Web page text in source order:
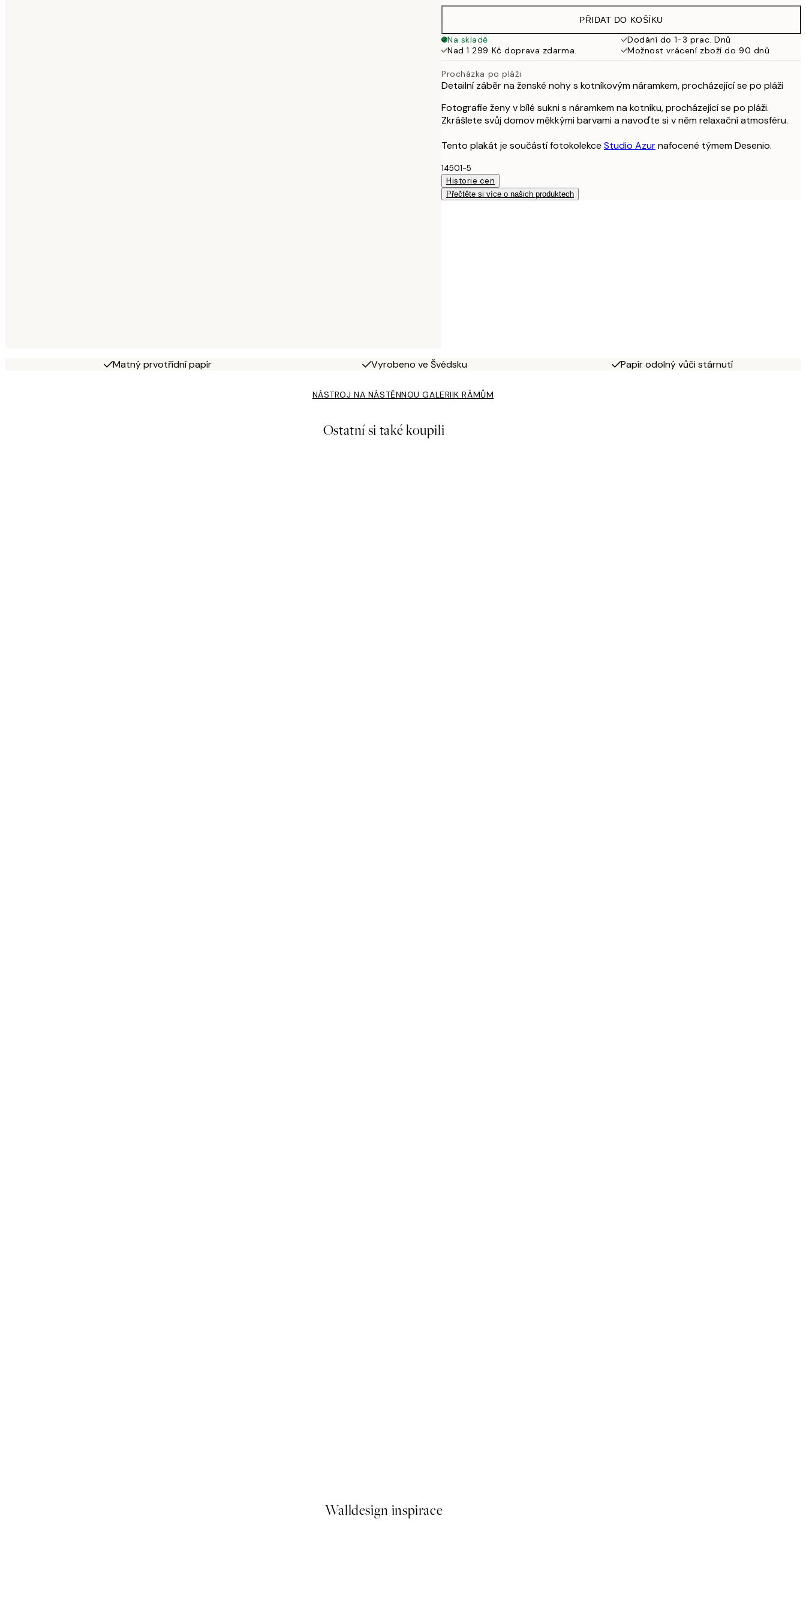
979 Kč
PŘIDAT DO KOŠÍKU
Na skladě
Dodání do 1-3 prac. Dnů
Nad 1 299 Kč doprava zdarma.
Možnost vrácení zboží do 90 dnů
Procházka po pláži
Detailní záběr na ženské nohy s kotníkovým náramkem, procházející se po pláži
Fotografie ženy v bílé sukni s náramkem na kotníku, procházející se po pláži.
Zkrášlete svůj domov měkkými barvami a navoďte si v něm relaxační atmosféru.
Tento plakát je součástí fotokolekce Studio Azurnafocené týmem Desenio.
14501-5
Historie cen
Přečtěte si více o našich produktech
Matný prvotřídní papír Vyrobeno ve Švédsku Papír odolný vůči stárnutí
NÁSTROJ NA NÁSTĚNNOU GALERIIK RÁMŮM
Ostatní si také koupili
Walldesign inspirace